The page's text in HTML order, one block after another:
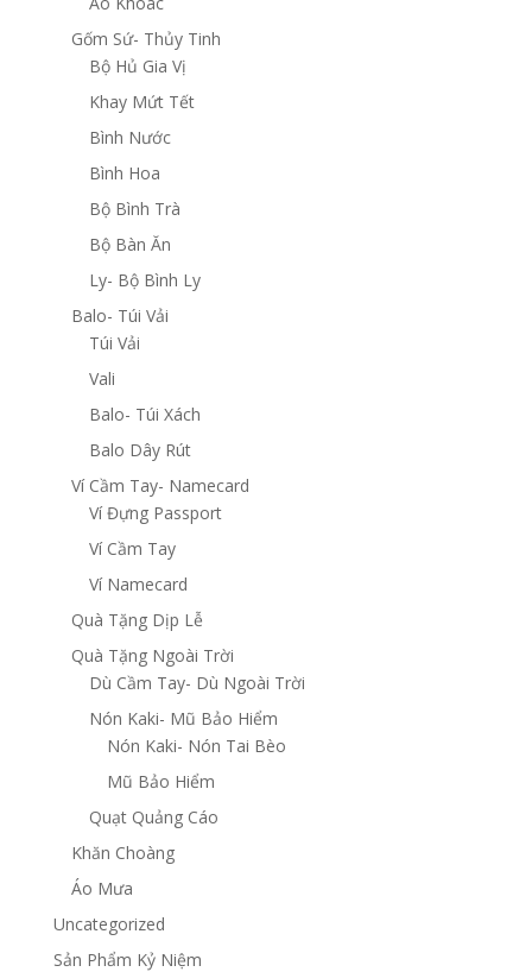
Gốm Sứ- Thủy Tinh
Bộ Hủ Gia Vị
Khay Mứt Tết
Bình Nước
Bình Hoa
Bộ Bình Trà
Bộ Bàn Ăn
Ly- Bộ Bình Ly
Balo- Túi Vải
Túi Vải
Vali
Balo- Túi Xách
Balo Dây Rút
Ví Cầm Tay- Namecard
Ví Đựng Passport
Ví Cầm Tay
Ví Namecard
Quà Tặng Dịp Lễ
Quà Tặng Ngoài Trời
Dù Cầm Tay- Dù Ngoài Trời
Nón Kaki- Mũ Bảo Hiểm
Nón Kaki- Nón Tai Bèo
Mũ Bảo Hiểm
Quạt Quảng Cáo
Khăn Choàng
Áo Mưa
Uncategorized
Sản Phẩm Kỷ Niệm